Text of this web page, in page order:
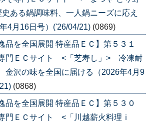
ある鍋調味料、一人鍋ニーズに応え
4月16日号）('26/04/21) (0869)
品を全国展開 特産品ＥＣ】第５３１
門ＥＣサイト <「芝寿し」> 冷凍耐
金沢の味を全国に届ける（2026年4月9
(0868)
品を全国展開 特産品ＥＣ】第５３０
門ＥＣサイト <「川越薪火料理ｉ